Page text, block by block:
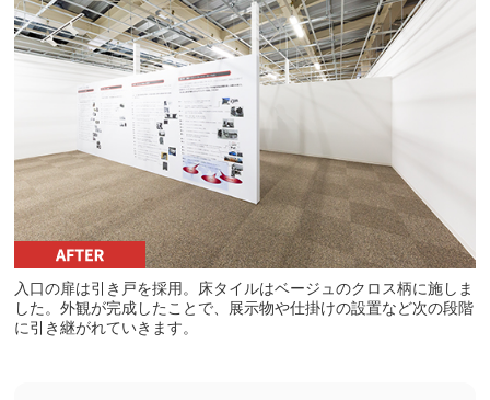
入口の扉は引き戸を採用。床タイルはベージュのクロス柄に施しま
した。外観が完成したことで、展示物や仕掛けの設置など次の段階
に引き継がれていきます。